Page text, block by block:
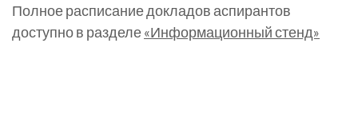
Полное расписание докладов аспирантов
доступно в разделе«Информационный стенд»